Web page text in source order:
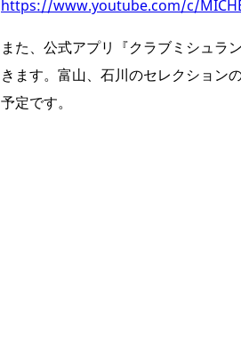
https://www.youtube.com/c/
また、公式アプリ『クラブミシュラ
きます。富山、石川のセレクション
予定です。